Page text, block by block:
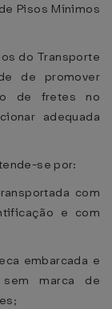
Pisos Mínimos
do Transporte
de promover
de fretes no
adequada
se por:
com
e com
embarcada e
sem marca de